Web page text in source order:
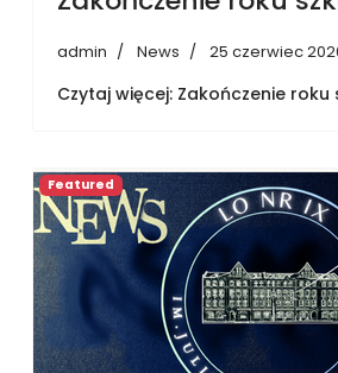
admin News 25 czerwiec
Czytaj więcej: Zakończenie roku
Featured